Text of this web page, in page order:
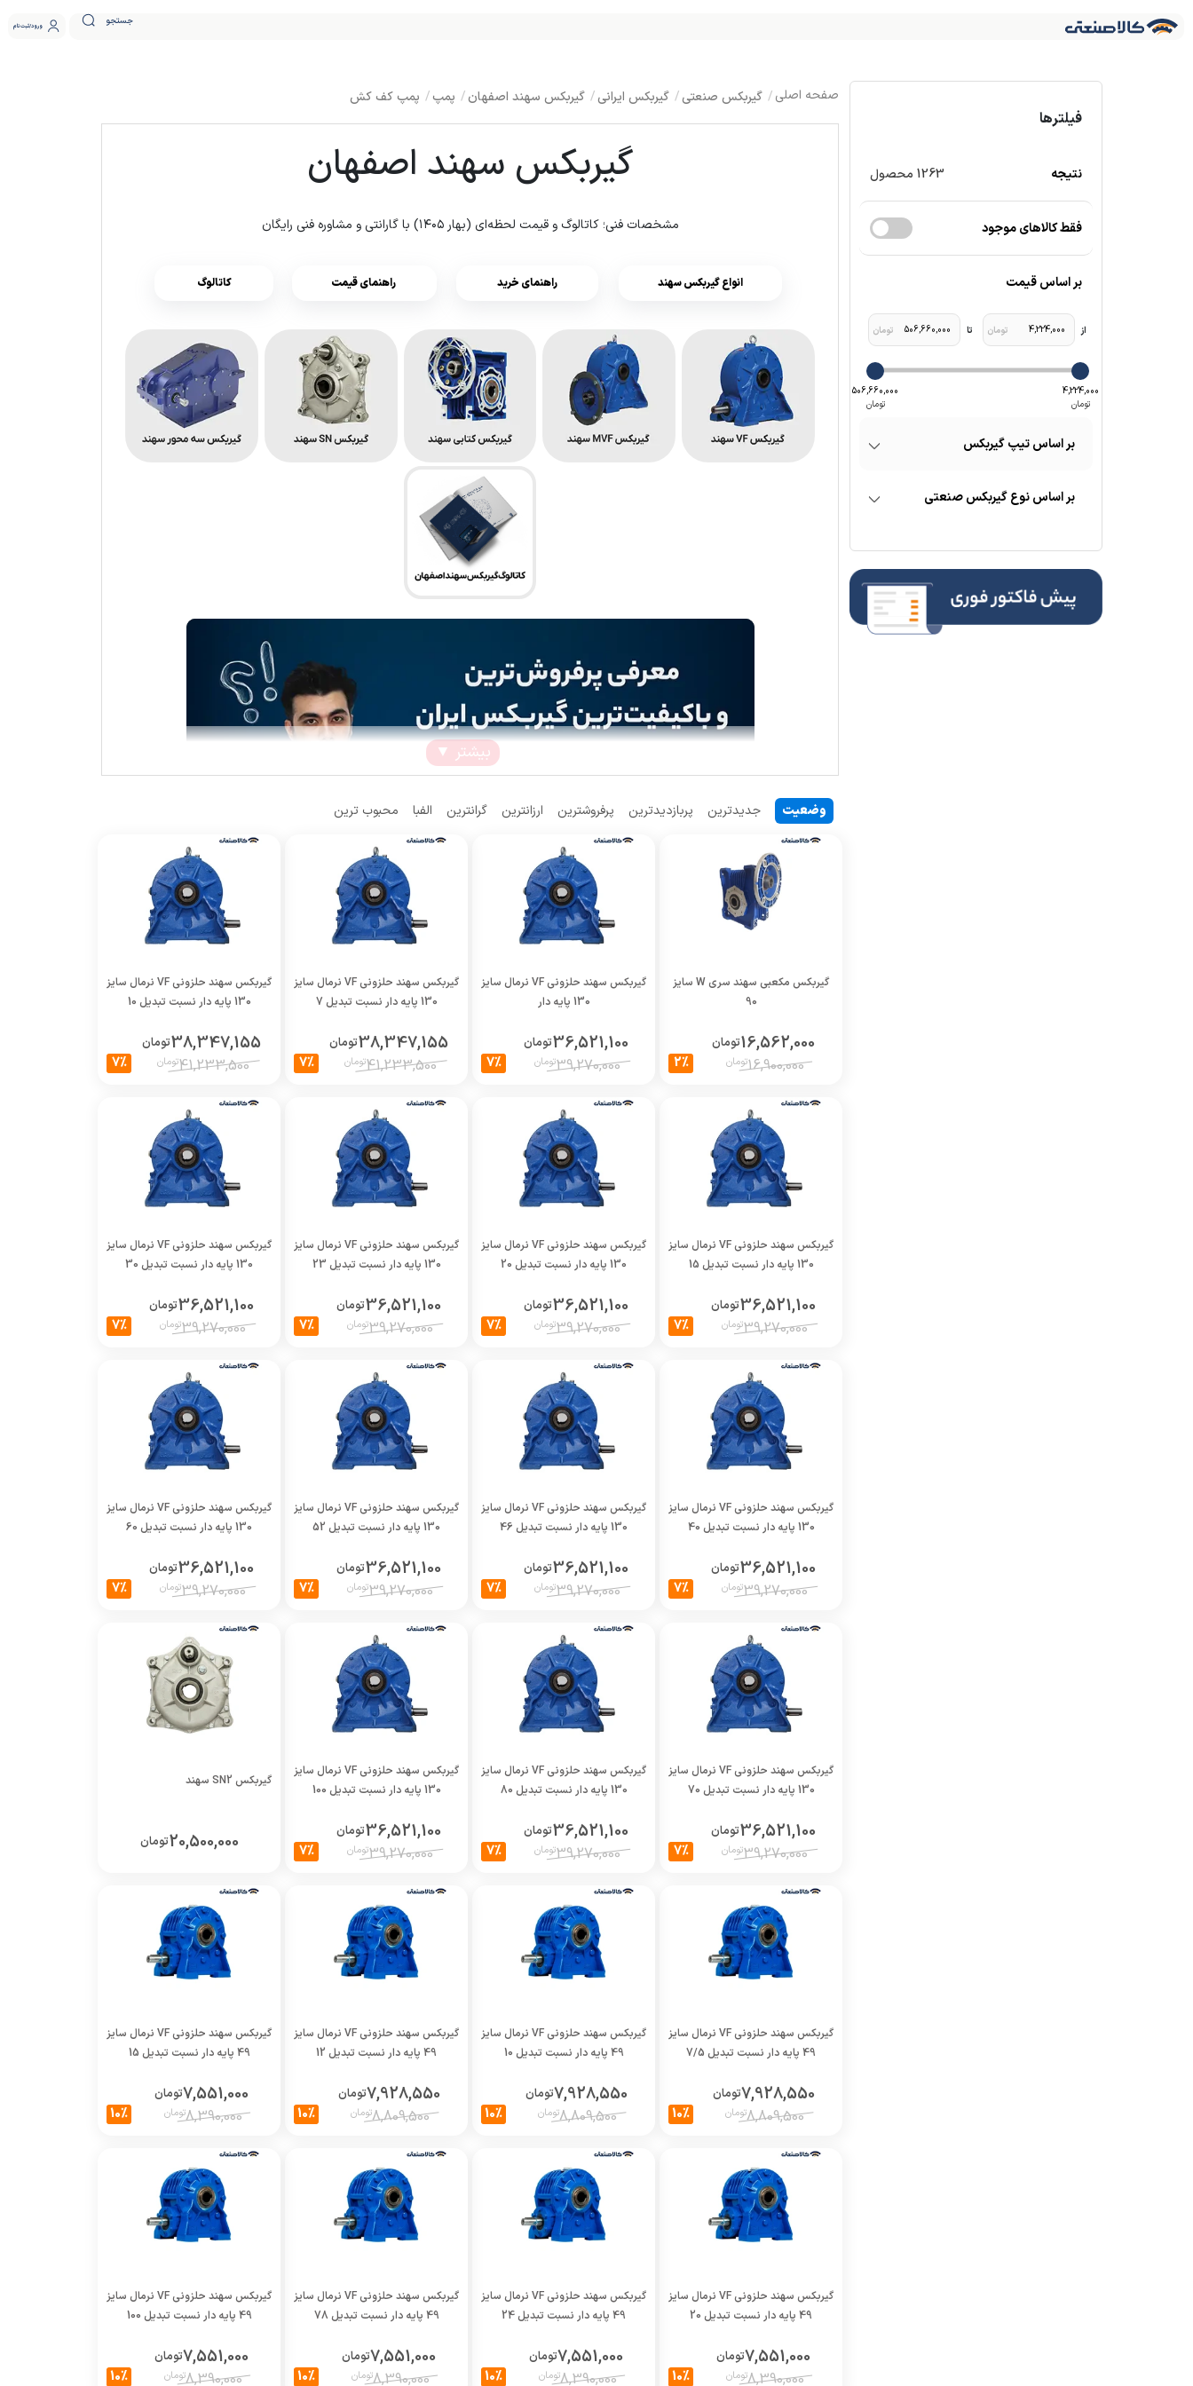
جستجو ورود ثبت نام
گیربکس صنعتی گیربکس ایرانی گیربکس سهند اصفهان پمپ پمپ کف کش
گیربکس سهند اصفهان
مشخصات فنی؛ کاتالوگ و قیمت لحظه‌ای (بهار ۱۴۰۵) با گارانتی و مشاوره فنی رایگان
انواع گیربکس سهند راهنمای خرید راهنمای قیمت کاتالوگ
معرفی پرفروش ترین گیربکس ایرانی 4:30
وضعیت جدیدترین پربازدیدترین پرفروشترین ارزانترین گرانترین الفبا محبوب ترین
گیربکس مکعبی سهند سری W سایز
90
16,562,000تومان
16,900,000تومان 2%
گیربکس سهند حلزونی VF نرمال سایز
130 پایه دار
36,521,100تومان
39,270,000تومان 7%
گیربکس سهند حلزونی VF نرمال سایز
130 پایه دار نسبت تبدیل 7
38,347,155تومان
41,233,500تومان 7%
گیربکس سهند حلزونی VF نرمال سایز
130 پایه دار نسبت تبدیل 10
38,347,155تومان
41,233,500تومان 7%
گیربکس سهند حلزونی VF نرمال سایز
130 پایه دار نسبت تبدیل 15
36,521,100تومان
39,270,000تومان 7%
گیربکس سهند حلزونی VF نرمال سایز
130 پایه دار نسبت تبدیل 20
36,521,100تومان
39,270,000تومان 7%
گیربکس سهند حلزونی VF نرمال سایز
130 پایه دار نسبت تبدیل 23
36,521,100تومان
39,270,000تومان 7%
گیربکس سهند حلزونی VF نرمال سایز
130 پایه دار نسبت تبدیل 30
36,521,100تومان
39,270,000تومان 7%
گیربکس سهند حلزونی VF نرمال سایز
130 پایه دار نسبت تبدیل 40
36,521,100تومان
39,270,000تومان 7%
گیربکس سهند حلزونی VF نرمال سایز
130 پایه دار نسبت تبدیل 46
36,521,100تومان
39,270,000تومان 7%
گیربکس سهند حلزونی VF نرمال سایز
130 پایه دار نسبت تبدیل 52
36,521,100تومان
39,270,000تومان 7%
گیربکس سهند حلزونی VF نرمال سایز
130 پایه دار نسبت تبدیل 60
36,521,100تومان
39,270,000تومان 7%
گیربکس سهند حلزونی VF نرمال سایز
130 پایه دار نسبت تبدیل 70
36,521,100تومان
39,270,000تومان 7%
گیربکس سهند حلزونی VF نرمال سایز
130 پایه دار نسبت تبدیل 80
36,521,100تومان
39,270,000تومان 7%
گیربکس سهند حلزونی VF نرمال سایز
130 پایه دار نسبت تبدیل 100
36,521,100تومان
39,270,000تومان 7%
گیربکس SN2 سهند
20,500,000تومان
گیربکس سهند حلزونی VF نرمال سایز
49 پایه دار نسبت تبدیل 7/5
7,928,550تومان
8,809,500تومان 10%
گیربکس سهند حلزونی VF نرمال سایز
49 پایه دار نسبت تبدیل 10
7,928,550تومان
8,809,500تومان 10%
گیربکس سهند حلزونی VF نرمال سایز
49 پایه دار نسبت تبدیل 12
7,928,550تومان
8,809,500تومان 10%
گیربکس سهند حلزونی VF نرمال سایز
49 پایه دار نسبت تبدیل 15
7,551,000تومان
8,390,000تومان 10%
گیربکس سهند حلزونی VF نرمال سایز
49 پایه دار نسبت تبدیل 20
7,551,000تومان
8,390,000تومان 10%
گیربکس سهند حلزونی VF نرمال سایز
49 پایه دار نسبت تبدیل 24
7,551,000تومان
8,390,000تومان 10%
گیربکس سهند حلزونی VF نرمال سایز
49 پایه دار نسبت تبدیل 78
7,551,000تومان
8,390,000تومان 10%
گیربکس سهند حلزونی VF نرمال سایز
49 پایه دار نسبت تبدیل 100
7,551,000تومان
8,390,000تومان 10%
فیلترها
نتیجه 1263 محصول
فقط کالاهای موجود
بر اساس قیمت
4,224,000
506,660,000
تیپ گیربکس
نوع گیربکس صنعتی